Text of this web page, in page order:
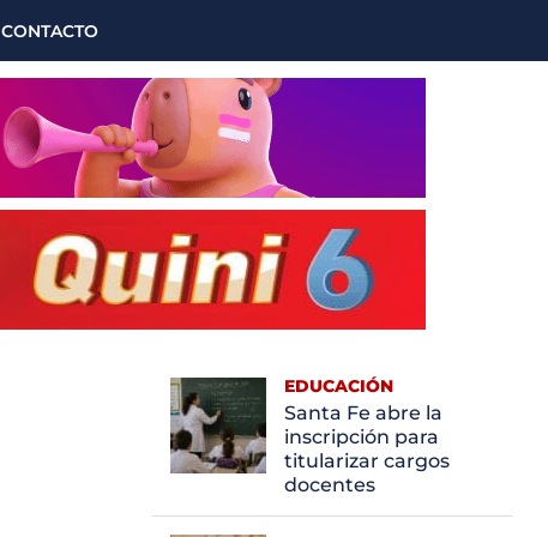
CONTACTO
EDUCACIÓN
Santa Fe abre la
inscripción para
titularizar cargos
docentes